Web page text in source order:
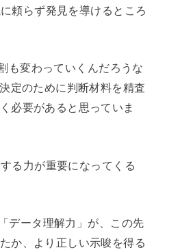
頼らず発見を導けるところ
も変わっていくんだろうな
定のために判断材料を精査
必要があると思っていま
る力が重要になってくる
データ理解力」が、この先
か、より正しい示唆を得る